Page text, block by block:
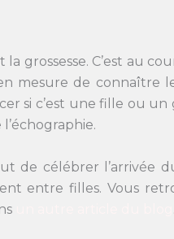
grossesse. C’est au
mesure de connaître
si c’est une fille ou un
de célébrer l’arrivée
entre filles. Vous